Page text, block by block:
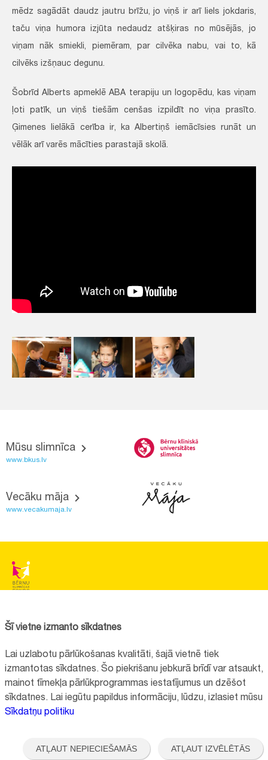
mēdz sagādāt daudz jautru brīžu, jo viņš ir arī liels jokdaris,
taču viņa humora izjūta nedaudz atšķiras no mūsējās, jo
viņam nāk smiekli, piemēram, par cilvēka nabu, vai to, kā
cilvēks izšņauc degunu.
Šobrīd Alberts apmeklē ABA terapiju un logopēdu, kas viņam
ļoti patīk, un viņš tiešām cenšas izpildīt no viņa prasīto.
Ģimenes lielākā cerība ir, ka Albertiņš iemācīsies runāt un
vēlāk arī varēs mācīties parastajā skolā.
Mūsu slimnīca
www.bkus.lv
Vecāku māja
www.vecakumaja.lv
Reģistrācijas nr.:40008057120
+371 67064475
Visi kontakti
"Aktīvo iedzīvotāju fonds" finansētā projekta "
Bērnu slimnīcas fonda
ilgtspējīgas attīstības veicināšana
" ietvaros.
Šī vietne izmanto sīkdatnes
Lai uzlabotu pārlūkošanas kvalitāti, šajā vietnē tiek
izmantotas sīkdatnes. Šo piekrišanu jebkurā brīdī var atsaukt,
mainot tīmekļa pārlūkprogrammas iestatījumus un dzēšot
sīkdatnes. Lai iegūtu papildus informāciju, lūdzu, izlasiet mūsu
Sīkdatņu politiku
ATĻAUT NEPIECIEŠAMĀS ATĻAUT IZVĒLĒTĀS